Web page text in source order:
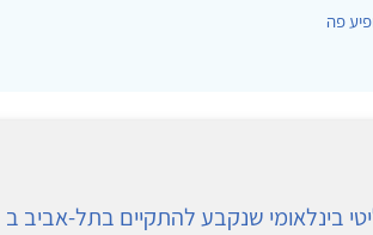
פה
בינלאומי שנקבע להתקיים בתל-אביב ב